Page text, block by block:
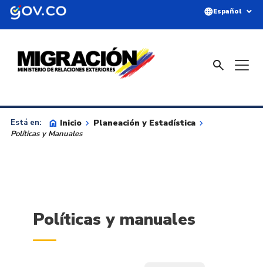
Saltar al contenido principal
languageEspañol expand_more
search
Está en: home Inicio keyboard_arrow_right Planeación y Estadística keyboard_arrow_right
Políticas y Manuales
Políticas y manuales